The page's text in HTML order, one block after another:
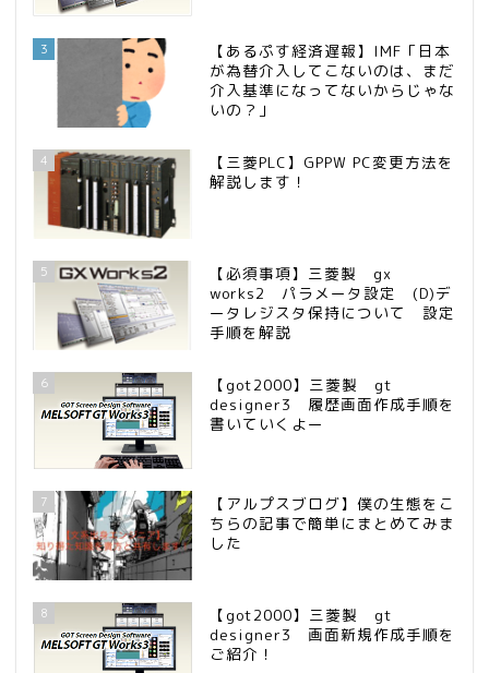
3
【あるぷす経済遅報】IMF「日本
が為替介入してこないのは、まだ
介入基準になってないからじゃな
いの？」
4
【三菱PLC】GPPW PC変更方法を
解説します！
5
【必須事項】三菱製 gx
works2 パラメータ設定 (D)デ
ータレジスタ保持について 設定
手順を解説
6
【got2000】三菱製 gt
designer3 履歴画面作成手順を
書いていくよー
7
【アルプスブログ】僕の生態をこ
ちらの記事で簡単にまとめてみま
した
8
【got2000】三菱製 gt
designer3 画面新規作成手順を
ご紹介！